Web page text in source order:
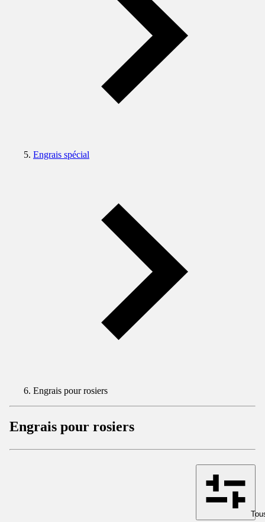
Engrais spécial
Engrais pour rosiers
Engrais pour rosiers